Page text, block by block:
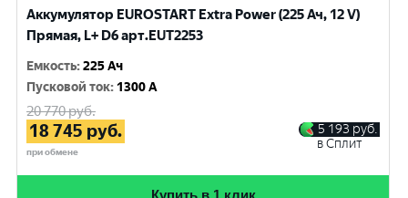
Аккумулятор EUROSTART Extra Power (225 Ач, 12 V)
Прямая, L+ D6 арт.EUT2253
Емкость:225 Ач
Пусковой ток: 1300 A
20 770руб.
18 745 руб.
при обмене
5 193 руб.
в Сплит
Купить в 1 клик